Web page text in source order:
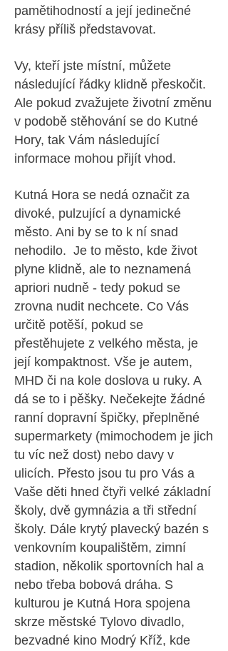
pamětihodností a její jedinečné
krásy příliš představovat.
Vy, kteří jste místní, můžete
následující řádky klidně přeskočit.
Ale pokud zvažujete životní změnu
v podobě stěhování se do Kutné
Hory, tak Vám následující
informace mohou přijít vhod.
Kutná Hora se nedá označit za
divoké, pulzující a dynamické
město. Ani by se to k ní snad
nehodilo. Je to město, kde život
plyne klidně, ale to neznamená
apriori nudně - tedy pokud se
zrovna nudit nechcete. Co Vás
určitě potěší, pokud se
přestěhujete z velkého města, je
její kompaktnost. Vše je autem,
MHD či na kole doslova u ruky. A
dá se to i pěšky. Nečekejte žádné
ranní dopravní špičky, přeplněné
supermarkety (mimochodem je jich
tu víc než dost) nebo davy v
ulicích. Přesto jsou tu pro Vás a
Vaše děti hned čtyři velké základní
školy, dvě gymnázia a tři střední
školy. Dále krytý plavecký bazén s
venkovním koupalištěm, zimní
stadion, několik sportovních hal a
nebo třeba bobová dráha. S
kulturou je Kutná Hora spojena
skrze městské Tylovo divadlo,
bezvadné kino Modrý Kříž, kde